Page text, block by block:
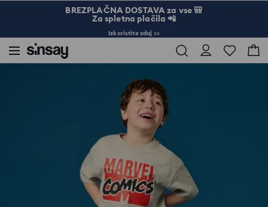
BREZPLAČNA DOSTAVA za vse 🎒
Za spletna plačila 📲
Izkoristite zdaj >>
Bombažna majica s potiskom na hrbtni strani Marvel